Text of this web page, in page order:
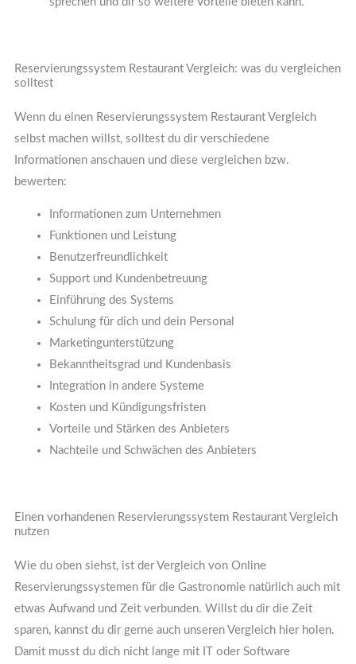
Reservierungssystem Restaurant Vergleich: was du vergleichen
solltest
Wenn du einen Reservierungssystem Restaurant Vergleich
selbst machen willst, solltest du dir verschiedene
Informationen anschauen und diese vergleichen bzw.
bewerten:
Informationen zum Unternehmen
Funktionen und Leistung
Benutzerfreundlichkeit
Support und Kundenbetreuung
Einführung des Systems
Schulung für dich und dein Personal
Marketingunterstützung
Bekanntheitsgrad und Kundenbasis
Integration in andere Systeme
Kosten und Kündigungsfristen
Vorteile und Stärken des Anbieters
Nachteile und Schwächen des Anbieters
Einen vorhandenen Reservierungssystem Restaurant Vergleich
nutzen
Wie du oben siehst, ist der Vergleich von Online
Reservierungssystemen für die Gastronomie natürlich auch mit
etwas Aufwand und Zeit verbunden. Willst du dir die Zeit
sparen, kannst du dir gerne auch unseren Vergleich hier holen.
Damit musst du dich nicht lange mit IT oder Software